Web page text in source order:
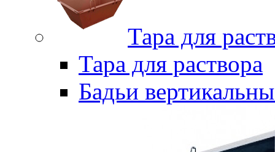
Тара для
Тара для раствора
Бадьи